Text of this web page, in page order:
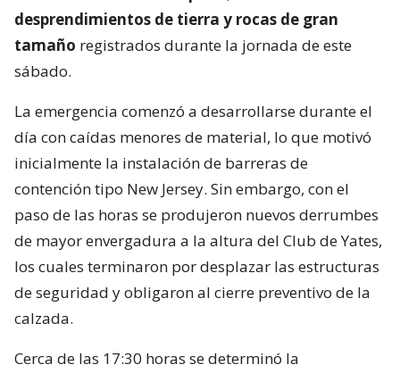
desprendimientos de tierra y rocas de gran
tamaño registrados durante la jornada de este
sábado.
La emergencia comenzó a desarrollarse durante el
día con caídas menores de material, lo que motivó
inicialmente la instalación de barreras de
contención tipo New Jersey. Sin embargo, con el
paso de las horas se produjeron nuevos derrumbes
de mayor envergadura a la altura del Club de Yates,
los cuales terminaron por desplazar las estructuras
de seguridad y obligaron al cierre preventivo de la
calzada.
Cerca de las 17:30 horas se determinó la